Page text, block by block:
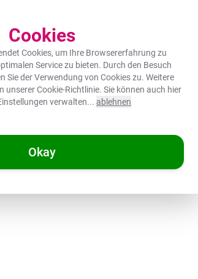
Cookies
Cookies, um Ihre Browsererfahrung zu
Service zu bieten. Durch den Besuch
Sie der Verwendung von Cookies zu. Weitere
unsererCookie-Richtlinie. Sie können auch hier
verwalten... ablehnen
Okay
Wanddeko Küche Outdoor Freizeit
- Dino - Gras - Zeichnung - Kinder - Jungen